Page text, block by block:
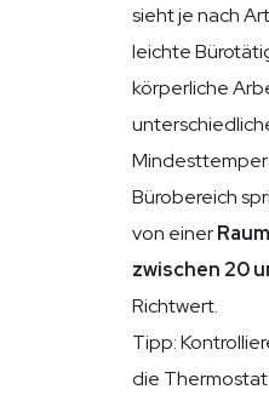
sieht je nach
leichte
körperliche
Bürobereich
von einer
zwischen 20
Richtwert.
Tipp:
die